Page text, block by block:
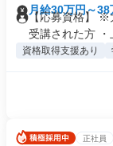
月給30万円～38
【応募資格】 ※
受講された方 ・
資格取得支援あり
正社員